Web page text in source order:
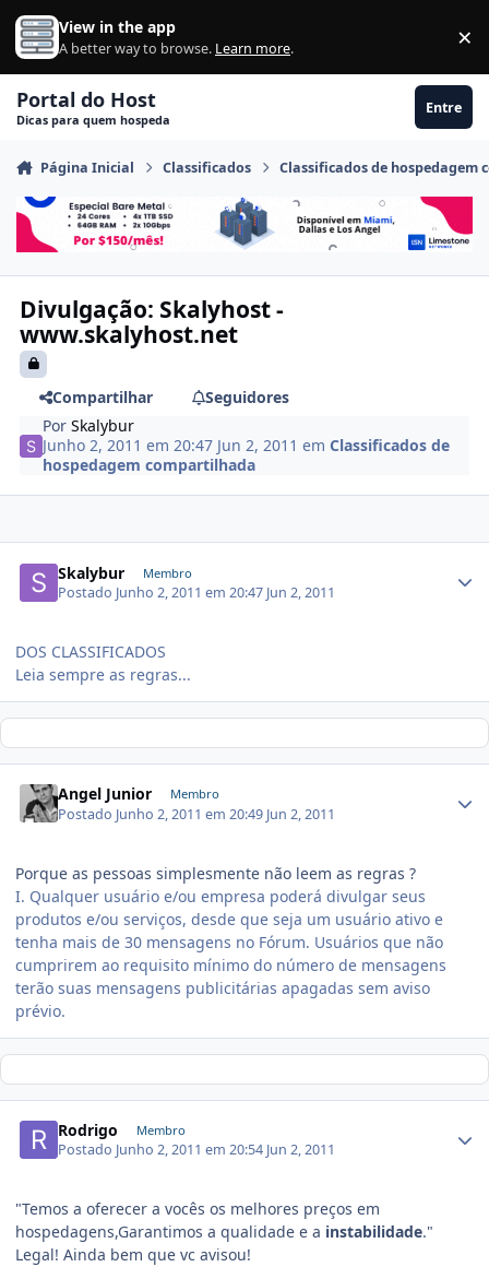
Ir para conteúdo
View in the app
A better way to browse. Learn more. ×
Portal do Host
Dicas para quem hospeda
Entre
Página Inicial Classificados Classificados de hospedagem
Divulgação: Skalyhost -
www.skalyhost.net
Compartilhar
Seguidores
PorSkalybur
Junho 2, 2011 em 20:47 Jun 2, 2011 emClassificados de
hospedagem compartilhada
Skalybur Membro
Postado Junho 2, 2011 em 20:47 Jun 2, 2011
DOS CLASSIFICADOS
Leia sempre as regras...
Angel Junior Membro
Postado Junho 2, 2011 em 20:49 Jun 2, 2011
Porque as pessoas simplesmente não leem as regras ?
I. Qualquer usuário e/ou empresa poderá divulgar seus
produtos e/ou serviços, desde que seja um usuário ativo e
tenha mais de 30 mensagens no Fórum. Usuários que não
cumprirem ao requisito mínimo do número de mensagens
terão suas mensagens publicitárias apagadas sem aviso
prévio.
Rodrigo Membro
Postado Junho 2, 2011 em 20:54 Jun 2, 2011
"Temos a oferecer a vocês os melhores preços em
hospedagens,Garantimos a qualidade e a instabilidade."
Legal! Ainda bem que vc avisou!